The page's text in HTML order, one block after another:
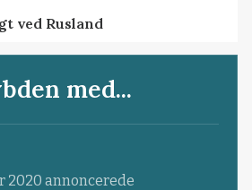
ved Rusland
med...
2020 annoncerede